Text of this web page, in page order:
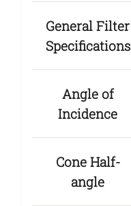
General Filter
Specifications
Angle of
Incidence
Cone Half-
angle